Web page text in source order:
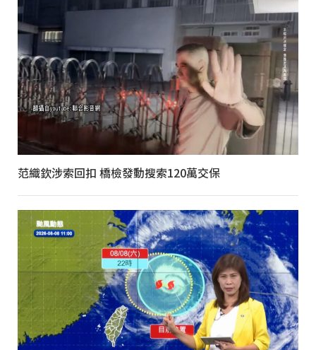
范織欽涉索回扣 橋檢發動搜索120萬交保